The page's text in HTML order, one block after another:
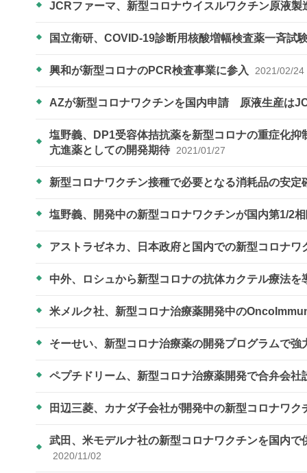
JCRファーマ、新型コロナウイスルワクチン原液
国立衛研、COVID-19診断用核酸増幅検査薬一斉試
興和が新型コロナのPCR検査事業に参入 2021/02/24
AZが新型コロナワクチンを国内申請 原液生産は
塩野義、DP1受容体拮抗薬を新型コロナの重症化
亢進薬としての開発期待 2021/01/27
新型コロナワクチン接種で必要となる消耗品の安
塩野義、開発中の新型コロナワクチンが国内第1/2
アストラゼネカ、日本政府と国内での新型コロナ
中外、ロシュから新型コロナの抗体カクテル療法を
米メルク社、新型コロナ治療薬開発中の
そーせい、新型コロナ治療薬の開発プログラムで
ペプチドリーム、新型コロナ治療薬開発で合弁会社
田辺三菱、カナダ子会社が開発中の新型コロナワ
武田、米モデルナ社の新型コロナワクチンを国内
2020/11/02